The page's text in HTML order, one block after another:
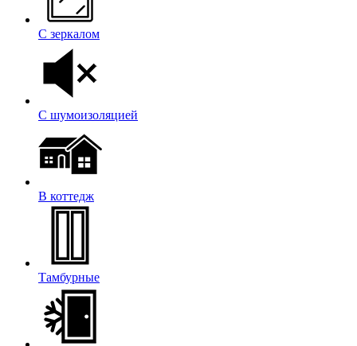
С зеркалом
С шумоизоляцией
В коттедж
Тамбурные